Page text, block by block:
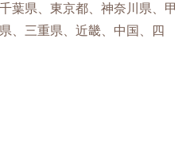
葉県、東京都、神奈川県、甲
、三重県、近畿、中国、四